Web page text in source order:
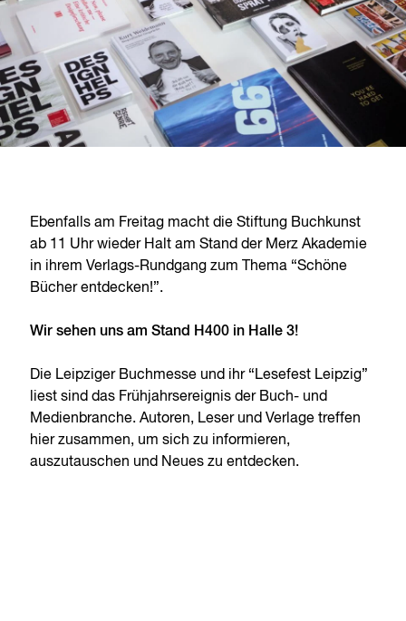
Ebenfalls am Freitag macht die Stiftung Buchkunst
ab 11 Uhr wieder Halt am Stand der Merz Akademie
in ihrem Verlags-Rundgang zum Thema “Schöne
Bücher entdecken!”.
Wir sehen uns am Stand H400 in Halle 3!
Die Leipziger Buchmesse und ihr “Lesefest Leipzig”
liest sind das Frühjahrsereignis der Buch- und
Medienbranche. Autoren, Leser und Verlage treffen
hier zusammen, um sich zu informieren,
auszutauschen und Neues zu entdecken.